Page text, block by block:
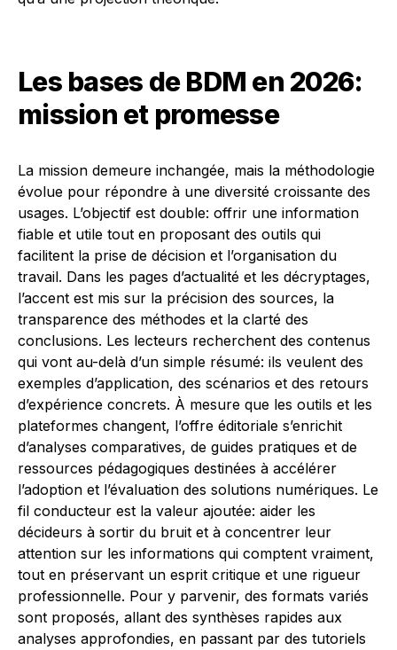
Les bases de BDM en 2026:
mission et promesse
La mission demeure inchangée, mais la méthodologie
évolue pour répondre à une diversité croissante des
usages. L’objectif est double: offrir une information
fiable et utile tout en proposant des outils qui
facilitent la prise de décision et l’organisation du
travail. Dans les pages d’actualité et les décryptages,
l’accent est mis sur la précision des sources, la
transparence des méthodes et la clarté des
conclusions. Les lecteurs recherchent des contenus
qui vont au-delà d’un simple résumé: ils veulent des
exemples d’application, des scénarios et des retours
d’expérience concrets. À mesure que les outils et les
plateformes changent, l’offre éditoriale s’enrichit
d’analyses comparatives, de guides pratiques et de
ressources pédagogiques destinées à accélérer
l’adoption et l’évaluation des solutions numériques. Le
fil conducteur est la valeur ajoutée: aider les
décideurs à sortir du bruit et à concentrer leur
attention sur les informations qui comptent vraiment,
tout en préservant un esprit critique et une rigueur
professionnelle. Pour y parvenir, des formats variés
sont proposés, allant des synthèses rapides aux
analyses approfondies, en passant par des tutoriels